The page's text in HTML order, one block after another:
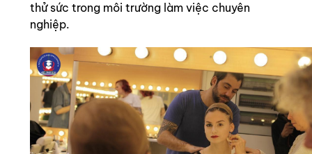
thử sức trong môi trường làm việc chuyên
nghiệp.